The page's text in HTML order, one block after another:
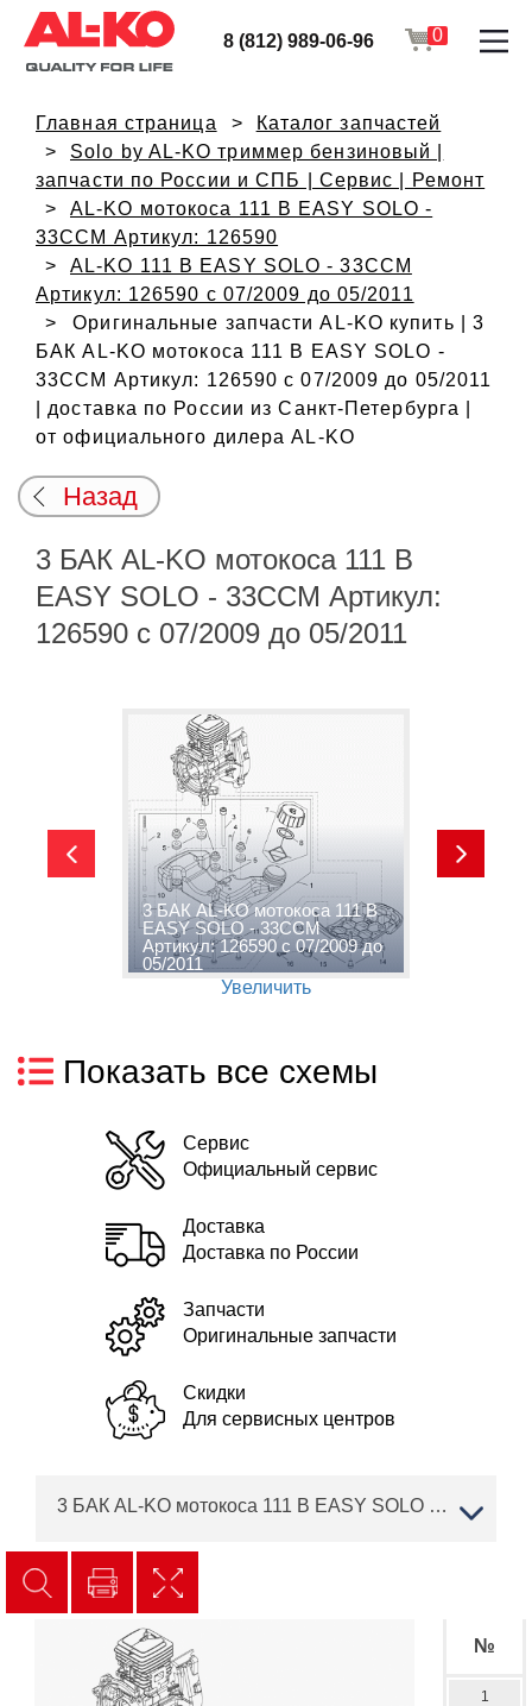
8 (812) 989-06-96 0
Главная страница
Каталог запчастей
Solo by AL-KO триммер бензиновый |
запчасти по России и СПБ | Сервис | Ремонт
AL-KO мотокоса 111 B EASY SOLO -
33CCM Артикул: 126590
AL-KO 111 B EASY SOLO - 33CCM
Артикул: 126590 с 07/2009 до 05/2011
Оригинальные запчасти AL-KO купить | 3
БАК AL-KO мотокоса 111 B EASY SOLO -
33CCM Артикул: 126590 с 07/2009 до 05/2011
| доставка по России из Санкт-Петербурга |
от официального дилера AL-KO
Назад
3 БАК AL-KO мотокоса 111 B
EASY SOLO - 33CCM Артикул:
126590 с 07/2009 до 05/2011
3 БАК AL-KO мотокоса 111 B
EASY SOLO - 33CCM
Артикул: 126590 с 07/2009 до
05/2011
Увеличить
Показать все схемы
Сервис
Официальный сервис
Доставка
Доставка по России
Запчасти
Оригинальные запчасти
Скидки
Для сервисных центров
3 БАК AL-KO мотокоса 111 B EASY SOLO - 33CCM Артикул: 126590 с 07/2009 до 05/2011
№
1